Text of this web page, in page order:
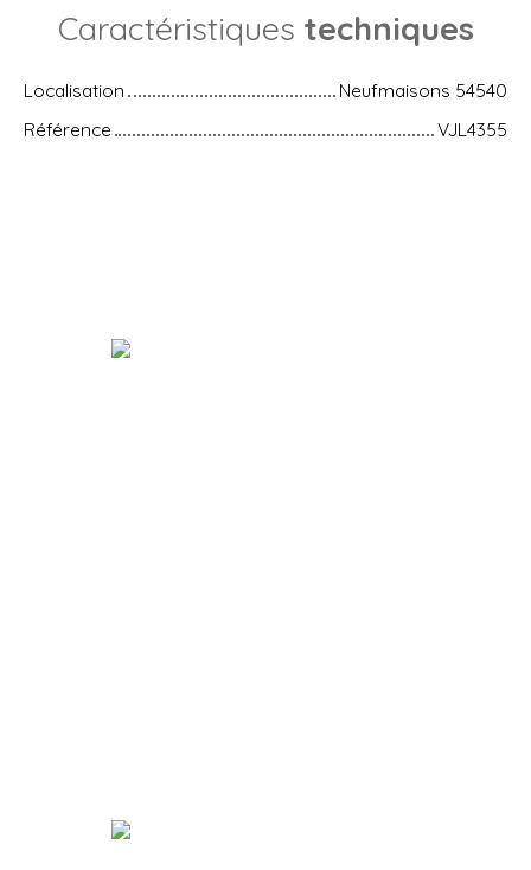
Caractéristiques techniques
Localisation
Neufmaisons 54540
Référence
VJL4355